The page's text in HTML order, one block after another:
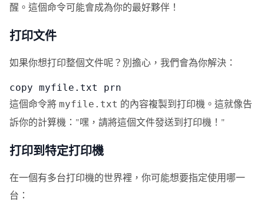
醒。這個命令可能會成為你的最好夥伴！
打印文件
如果你想打印整個文件呢？別擔心，我們會為你解決：
copy myfile.txt prn
這個命令將 myfile.txt 的內容複製到打印機。這就像告
訴你的計算機："嘿，請將這個文件發送到打印機！"
打印到特定打印機
在一個有多台打印機的世界裡，你可能想要指定使用哪一
台：